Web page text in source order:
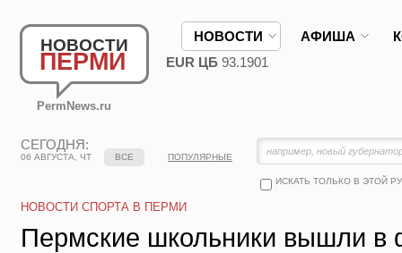
НОВОСТИ
ПЕРМИ
PermNews.ru
НОВОСТИ АФИША
EUR ЦБ 93.1901
СЕГОДНЯ:
06 АВГУСТА, ЧТ
ИСКАТЬ ТОЛЬКО В ЭТОЙ
ВСЕ ПОПУЛЯРНЫЕ
НОВОСТИ СПОРТА В ПЕРМИ
Пермские школьники вышли в